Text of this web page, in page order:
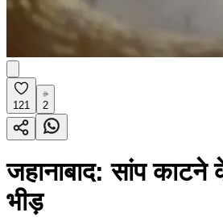
121 2
जहानाबाद: सांप
भीड़